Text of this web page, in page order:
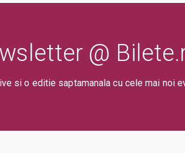
@
si o editie saptamanala cu cele mai noi